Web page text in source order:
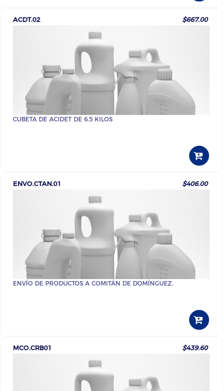
ACDT.02 $667.00
CUBETA DE ACIDET DE 6.5 KILOS
ENVO.CTAN.01 $406.00
ENVÍO DE PRODUCTOS A COMITÁN DE DOMÍNGUEZ.
MCO.CRB01 $439.60